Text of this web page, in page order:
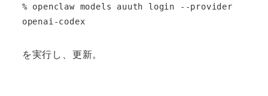
% openclaw models auuth login --provider
openai-codex
を実行し、更新。